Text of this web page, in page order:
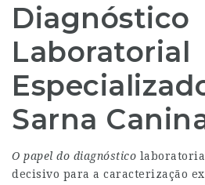
Diagnóstico
Laboratorial
Sarna
O papel do diagnóstico
decisivo para a caracterização